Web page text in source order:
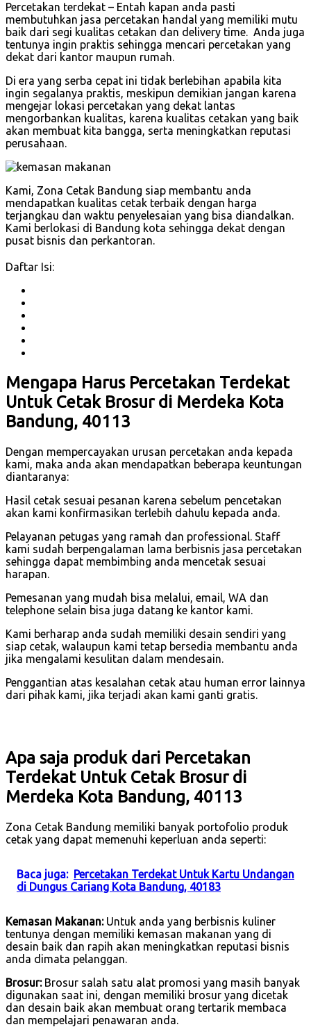
Percetakan terdekat – Entah kapan anda pasti
membutuhkan jasa percetakan handal yang memiliki mutu
baik dari segi kualitas cetakan dan delivery time. Anda juga
tentunya ingin praktis sehingga mencari percetakan yang
dekat dari kantor maupun rumah.
Di era yang serba cepat ini tidak berlebihan apabila kita
ingin segalanya praktis, meskipun demikian jangan karena
mengejar lokasi percetakan yang dekat lantas
mengorbankan kualitas, karena kualitas cetakan yang baik
akan membuat kita bangga, serta meningkatkan reputasi
perusahaan.
Kami, Zona Cetak Bandung siap membantu anda
mendapatkan kualitas cetak terbaik dengan harga
terjangkau dan waktu penyelesaian yang bisa diandalkan.
Kami berlokasi di Bandung kota sehingga dekat dengan
pusat bisnis dan perkantoran.
Daftar Isi:
Mengapa Harus Percetakan Terdekat
Untuk Cetak Brosur di Merdeka Kota
Bandung, 40113
Dengan mempercayakan urusan percetakan anda kepada
kami, maka anda akan mendapatkan beberapa keuntungan
diantaranya:
Hasil cetak sesuai pesanan karena sebelum pencetakan
akan kami konfirmasikan terlebih dahulu kepada anda.
Pelayanan petugas yang ramah dan professional. Staff
kami sudah berpengalaman lama berbisnis jasa percetakan
sehingga dapat membimbing anda mencetak sesuai
harapan.
Pemesanan yang mudah bisa melalui, email, WA dan
telephone selain bisa juga datang ke kantor kami.
Kami berharap anda sudah memiliki desain sendiri yang
siap cetak, walaupun kami tetap bersedia membantu anda
jika mengalami kesulitan dalam mendesain.
Penggantian atas kesalahan cetak atau human error lainnya
dari pihak kami, jika terjadi akan kami ganti gratis.
Apa saja produk dari Percetakan
Terdekat Untuk Cetak Brosur di
Merdeka Kota Bandung, 40113
Zona Cetak Bandung memiliki banyak portofolio produk
cetak yang dapat memenuhi keperluan anda seperti:
Baca juga: Percetakan Terdekat Untuk Kartu Undangan
di Dungus Cariang Kota Bandung, 40183
Kemasan Makanan:Untuk anda yang berbisnis kuliner
tentunya dengan memiliki kemasan makanan yang di
desain baik dan rapih akan meningkatkan reputasi bisnis
anda dimata pelanggan.
Brosur:Brosur salah satu alat promosi yang masih banyak
digunakan saat ini, dengan memiliki brosur yang dicetak
dan desain baik akan membuat orang tertarik membaca
dan mempelajari penawaran anda.